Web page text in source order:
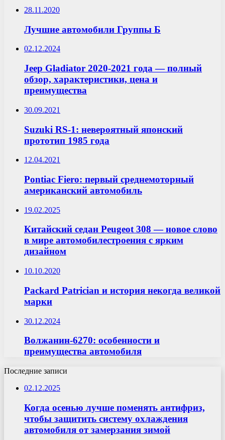
28.11.2020
Лучшие автомобили Группы Б
02.12.2024
Jeep Gladiator 2020-2021 года — полный
обзор, характеристики, цена и
преимущества
30.09.2021
Suzuki RS-1: невероятный японский
прототип 1985 года
12.04.2021
Pontiac Fiero: первый среднемоторный
американский автомобиль
19.02.2025
Китайский седан Peugeot 308 — новое слово
в мире автомобилестроения с ярким
дизайном
10.10.2020
Packard Patrician и история некогда великой
марки
30.12.2024
Волжанин-6270: особенности и
преимущества автомобиля
Последние записи
02.12.2025
Когда осенью лучше поменять антифриз,
чтобы защитить систему охлаждения
автомобиля от замерзания зимой